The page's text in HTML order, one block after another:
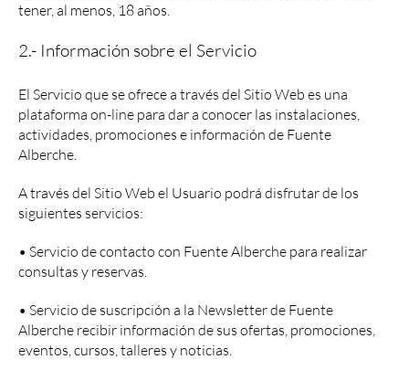
tener, al menos, 18 años.
2.- Información sobre el Servicio
El Servicio que se ofrece a través del Sitio Web es una
plataforma on-line para dar a conocer las instalaciones,
actividades, promociones e información de Fuente
Alberche.
A través del Sitio Web el Usuario podrá disfrutar de los
siguientes servicios:
• Servicio de contacto con Fuente Alberche para realizar
consultas y reservas.
• Servicio de suscripción a la Newsletter de Fuente
Alberche recibir información de sus ofertas, promociones,
eventos, cursos, talleres y noticias.